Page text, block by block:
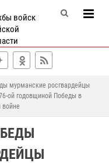
войск
мурманские росгвардейцы
ой годовщиной Победы в
войне